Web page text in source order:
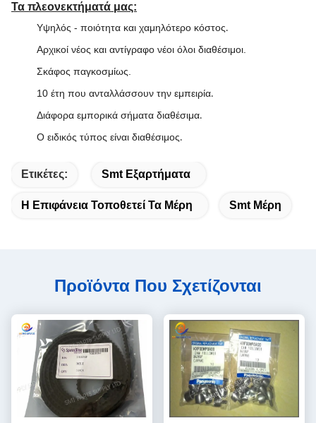
Τα πλεονεκτήματά μας:
Υψηλός - ποιότητα και χαμηλότερο κόστος.
Αρχικοί νέος και αντίγραφο νέοι όλοι διαθέσιμοι.
Σκάφος παγκοσμίως.
10 έτη που ανταλλάσσουν την εμπειρία.
Διάφορα εμπορικά σήματα διαθέσιμα.
Ο ειδικός τύπος είναι διαθέσιμος.
Ετικέτες: Smt Εξαρτήματα
Η Επιφάνεια Τοποθετεί Τα Μέρη Smt Μέρη
Προϊόντα Που Σχετίζονται